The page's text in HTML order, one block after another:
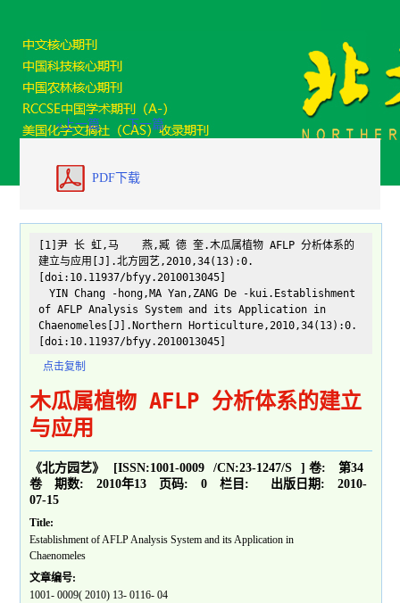
«上一篇 下一篇
PDF下载
[1]尹 长 虹,马 燕,臧 德 奎.木瓜属植物 AFLP 分析体系的
建立与应用[J].北方园艺,2010,34(13):0.
[doi:10.11937/bfyy.2010013045]
YIN Chang -hong,MA Yan,ZANG De -kui.Establishment
of AFLP Analysis System and its Application in
Chaenomeles[J].Northern Horticulture,2010,34(13):0.
[doi:10.11937/bfyy.2010013045]
点击复制
木瓜属植物 AFLP 分析体系的建立
与应用
《北方园艺》 [ISSN:1001-0009 /CN:23-1247/S ]卷:
第34
卷
期数: 2010年13 页码: 0 栏目: 出版日期:
2010-
07-15
Title:
Establishment of AFLP Analysis System and its Application in
Chaenomeles
文章编号:
1001- 0009( 2010) 13- 0116- 04